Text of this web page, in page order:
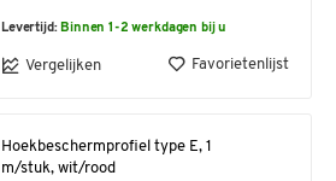
Levertijd:Binnen 1-2 werkdagen bij u
Vergelijken Favorietenlijst
Hoekbeschermprofiel type E, 1
m/stuk, wit/rood